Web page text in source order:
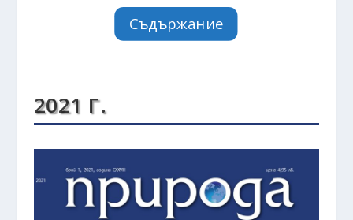
Съдържание
2021 Г.